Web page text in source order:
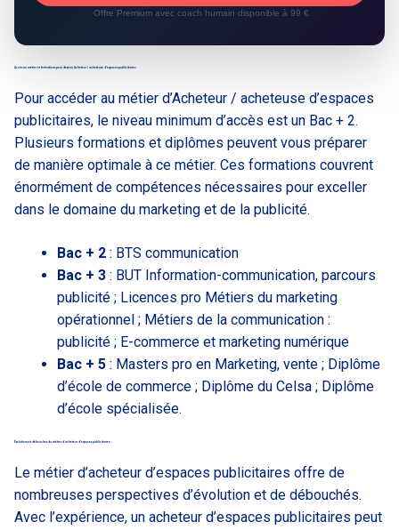
Offre Premium avec coach humain disponible à 99 €
Accès au métier et formations pour devenir Acheteur / acheteuse d’espaces publicitaires
Pour accéder au métier d’Acheteur / acheteuse d’espaces
publicitaires, le niveau minimum d’accès est un Bac + 2.
Plusieurs formations et diplômes peuvent vous préparer
de manière optimale à ce métier. Ces formations couvrent
énormément de compétences nécessaires pour exceller
dans le domaine du marketing et de la publicité.
Bac + 2 : BTS communication
Bac + 3 : BUT Information-communication, parcours
publicité ; Licences pro Métiers du marketing
opérationnel ; Métiers de la communication :
publicité ; E-commerce et marketing numérique
Bac + 5 : Masters pro en Marketing, vente ; Diplôme
d’école de commerce ; Diplôme du Celsa ; Diplôme
d’école spécialisée.
Évolutions et débouchés du métier d’acheteur d’espaces publicitaires
Le métier d’acheteur d’espaces publicitaires offre de
nombreuses perspectives d’évolution et de débouchés.
Avec l’expérience, un acheteur d’espaces publicitaires peut